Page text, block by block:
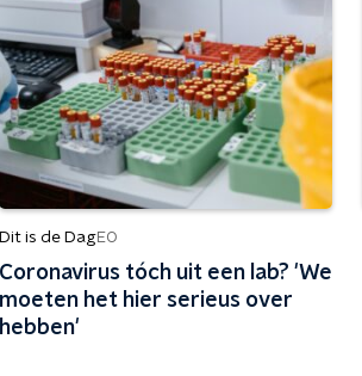
Dit is de DagEO
Coronavirus tóch uit een lab? 'We
moeten het hier serieus over
hebben'